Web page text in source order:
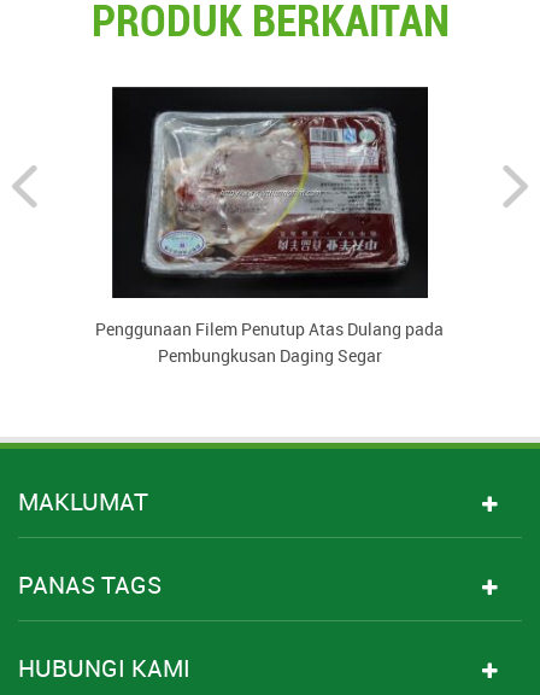
PRODUK BERKAITAN
Penggunaan Filem Penutup Atas Dulang pada
Pembungkusan Daging Segar
MAKLUMAT
PANAS TAGS
HUBUNGI KAMI